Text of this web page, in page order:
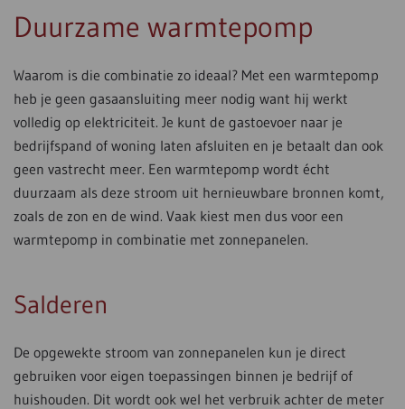
Duurzame warmtepomp
Waarom is die combinatie zo ideaal? Met een warmtepomp
heb je geen gasaansluiting meer nodig want hij werkt
volledig op elektriciteit. Je kunt de gastoevoer naar je
bedrijfspand of woning laten afsluiten en je betaalt dan ook
geen vastrecht meer. Een warmtepomp wordt écht
duurzaam als deze stroom uit hernieuwbare bronnen komt,
zoals de zon en de wind. Vaak kiest men dus voor een
warmtepomp in combinatie met zonnepanelen.
Salderen
De opgewekte stroom van zonnepanelen kun je direct
gebruiken voor eigen toepassingen binnen je bedrijf of
huishouden. Dit wordt ook wel het verbruik achter de meter